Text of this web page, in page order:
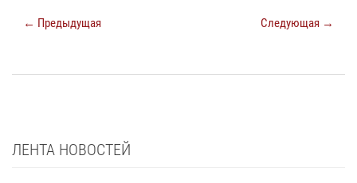
← Предыдущая Следующая →
ЛЕНТА НОВОСТЕЙ